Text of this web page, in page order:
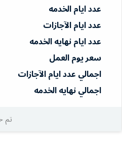
عدد ايام الخدمه
عدد ايام الآجازات
عدد ايام نهايه الخدمه
سعر يوم العمل
اجمالي عدد ايام الآجازات
اجمالي نهايه الخدمه
تم